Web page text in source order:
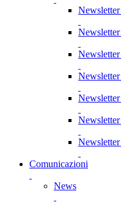
Comunicazioni
News